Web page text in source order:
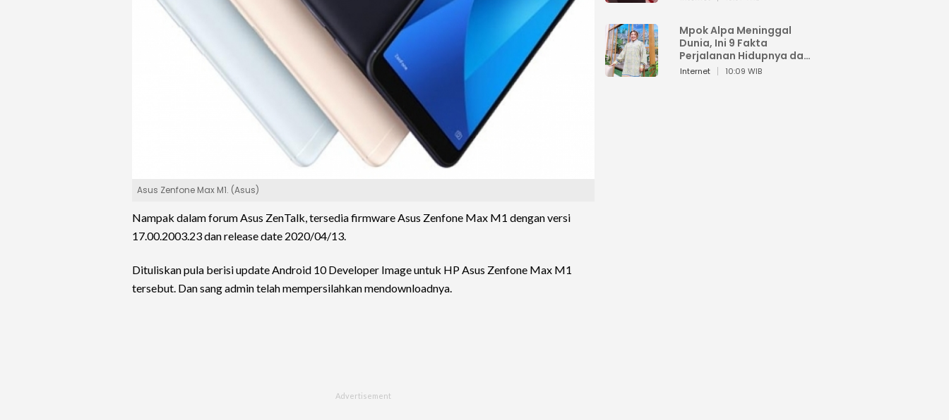
Asus Zenfone Max M1. (Asus)
Nampak dalam forum Asus ZenTalk, tersedia firmware Asus Zenfone Max M1 dengan versi
17.00.2003.23 dan release date 2020/04/13.
Dituliskan pula berisi update Android 10 Developer Image untuk HP Asus Zenfone Max M1
tersebut. Dan sang admin telah mempersilahkan mendownloadnya.
Mpok Alpa Meninggal
Dunia, Ini 9 Fakta
Perjalanan Hidupnya dari
Viral hingga Puncak
Internet 10:09 WIB